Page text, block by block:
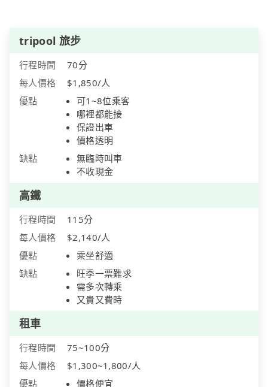
tripool 旅步
行程時間
70分
每人價格
$1,850/人
優點
可1~8位乘客
哪裡都能接
保證出車
價格透明
缺點
無臨時叫車
不收現金
高鐵
行程時間
115分
每人價格
$2,140/人
優點
乘坐舒適
缺點
旺季一票難求
需多次轉乘
又貴又費時
租車
行程時間
75~100分
每人價格
$1,300~1,800/人
優點
價格便宜